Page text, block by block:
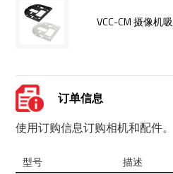
VCC-CM 摄像机
订单信息
使用订购信息订购相机和配件。
型号 描述